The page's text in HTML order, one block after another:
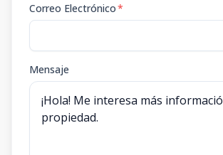
Correo Electrónico*
Mensaje